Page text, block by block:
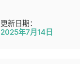
更新日期：
2025年7月14日